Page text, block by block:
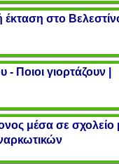
έκταση στο
Ποιοι γιορτάζουν |
μέσα σε σχολείο